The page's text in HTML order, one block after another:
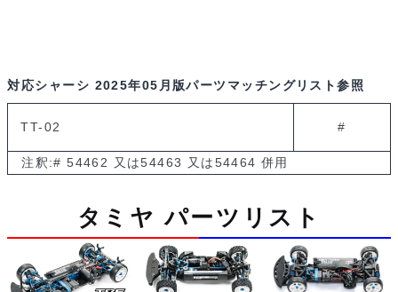
対応シャーシ 2025年05月版パーツマッチングリスト参照
TT-02 #
注釈:# 54462 又は54463 又は54464 併用
タミヤ パーツリスト